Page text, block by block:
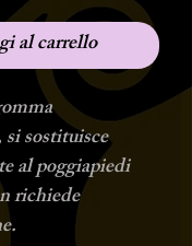
al carrello
sostituisce
al poggiapiedi
richiede